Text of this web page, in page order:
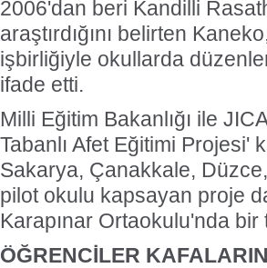
2006'dan beri Kandilli
araştırdığını belirten
işbirliğiyle okullarda
ifade etti.
Milli Eğitim Bakanlığı ile
Tabanlı Afet Eğitimi Projesi'
Sakarya, Çanakkale,
pilot okulu kapsayan proje
Karapınar Ortaokulu'nda
ÖĞRENCİLER